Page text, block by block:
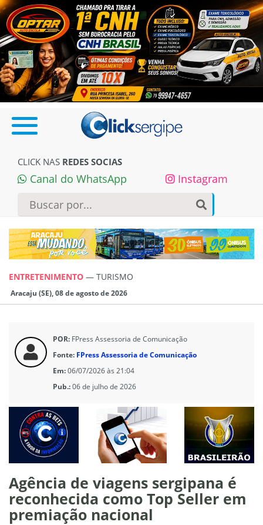
CLICK NAS REDES SOCIAS
Canal do WhatsApp Instagram
ENTRETENIMENTO — TURISMO
Aracaju (SE), 08 de agosto de 2026
POR: FPress Assessoria de Comunicação
Fonte: FPress Assessoria de Comunicação
Em:06/07/2026 às 21:04
Pub.:06 de julho de 2026
Agência de viagens sergipana é
reconhecida como Top Seller em
premiação nacional